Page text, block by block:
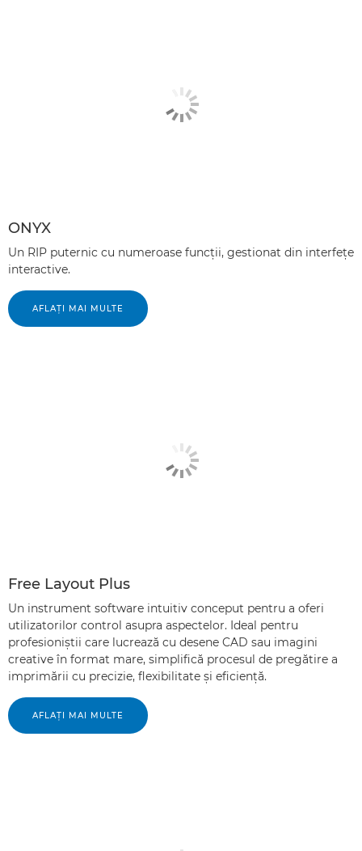
ONYX
Un RIP puternic cu numeroase funcţii, gestionat din interfeţe
interactive.
AFLAŢI MAI MULTE
Free Layout Plus
Un instrument software intuitiv conceput pentru a oferi
utilizatorilor control asupra aspectelor. Ideal pentru
profesioniştii care lucrează cu desene CAD sau imagini
creative în format mare, simplifică procesul de pregătire a
imprimării cu precizie, flexibilitate şi eficienţă.
AFLAŢI MAI MULTE